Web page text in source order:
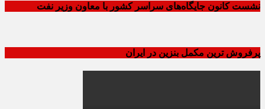
نشست کانون جایگاه‌های سراسر کشور با معاون وزیر نفت
پرفروش ترین مکمل بنزین در ایران